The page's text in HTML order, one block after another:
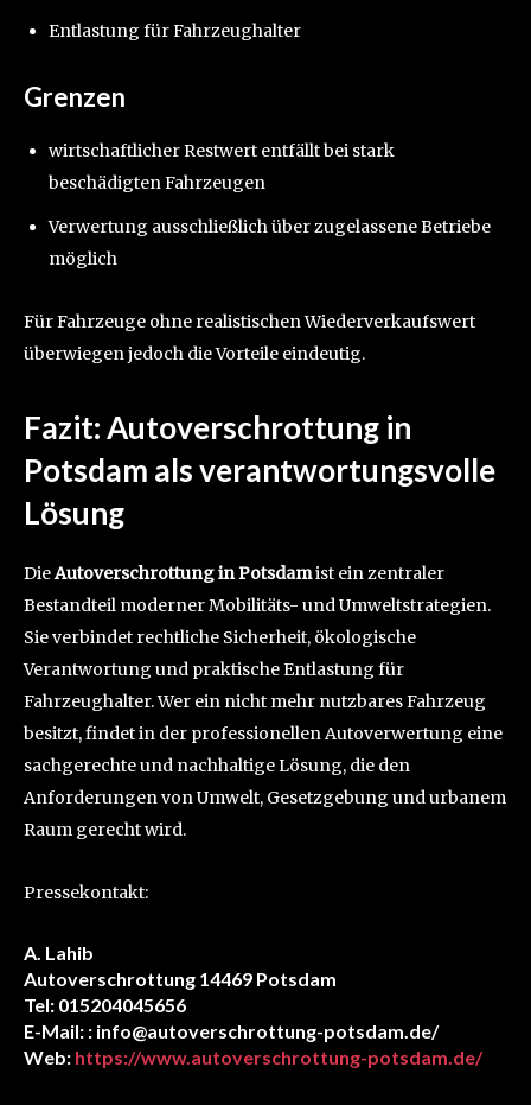
Entlastung für Fahrzeughalter
Grenzen
wirtschaftlicher Restwert entfällt bei stark
beschädigten Fahrzeugen
Verwertung ausschließlich über zugelassene Betriebe
möglich
Für Fahrzeuge ohne realistischen Wiederverkaufswert
überwiegen jedoch die Vorteile eindeutig.
Fazit: Autoverschrottung in
Potsdam als verantwortungsvolle
Lösung
DieAutoverschrottung in Potsdamist ein zentraler
Bestandteil moderner Mobilitäts- und Umweltstrategien.
Sie verbindet rechtliche Sicherheit, ökologische
Verantwortung und praktische Entlastung für
Fahrzeughalter. Wer ein nicht mehr nutzbares Fahrzeug
besitzt, findet in der professionellen Autoverwertung eine
sachgerechte und nachhaltige Lösung, die den
Anforderungen von Umwelt, Gesetzgebung und urbanem
Raum gerecht wird.
Pressekontakt:
A. Lahib
Autoverschrottung 14469 Potsdam
Tel: 015204045656
E-Mail: : info@autoverschrottung-potsdam.de/
Web: https://www.autoverschrottung-potsdam.de/